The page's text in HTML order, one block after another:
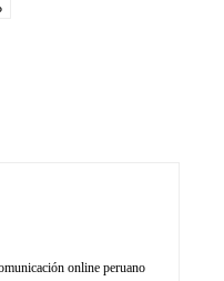
online peruano